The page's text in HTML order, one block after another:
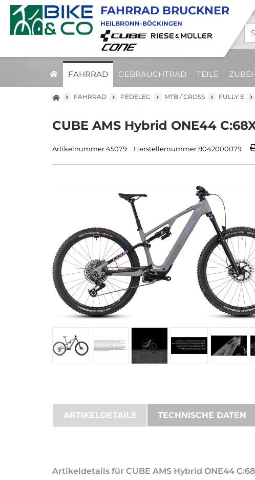
FAHRRAD GEBRAUCHTRAD TEILE
FAHRRAD BRUCKNER
HEILBRONN-BÖCKINGEN
FAHRRAD PEDELEC MTB / CROSS FULLY E
CUBE AMS Hybrid ONE44
Artikelnummer 45079 Herstellernummer 8042000079
ARTIKELDETAILS TECHNISCHE DATEN
Artikeldetails für CUBE AMS Hybrid ONE44